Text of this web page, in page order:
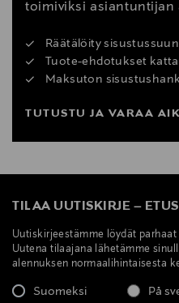
toimiviksi asiantuntijan
Räätälöity
Tuote-ehdotukset
Maksuton
TUTUSTU JA VARAA
TILAA UUTISKIRJE –
Uutiskirjeestämme löydät
Uutena tilaajana lähetämme
alennuksen normaalihintaisesta
Suomeksi På